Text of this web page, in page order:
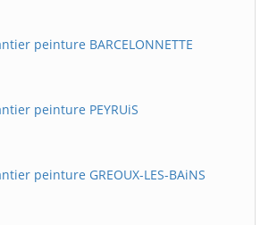
peinture BARCELONNETTE
peinture PEYRUiS
peinture GREOUX-LES-BAiNS